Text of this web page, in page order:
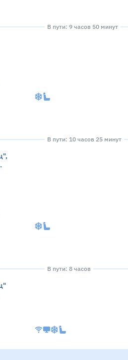
В пути: 9 часов 50 минут
В пути: 10 часов 25 минут
В пути: 8 часов